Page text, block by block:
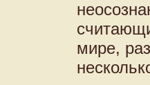
мире,